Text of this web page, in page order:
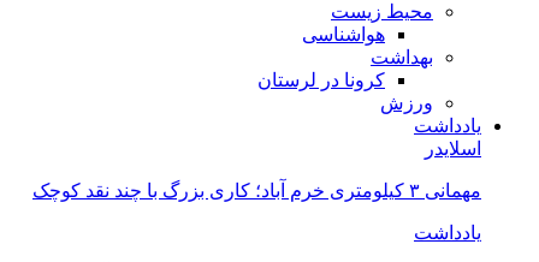
محیط زیست
هواشناسی
بهداشت
کرونا در لرستان
ورزش
یادداشت
اسلایدر
مهمانی ۳ کیلومتری خرم آباد؛ کاری بزرگ با چند نقد کوچک
یادداشت